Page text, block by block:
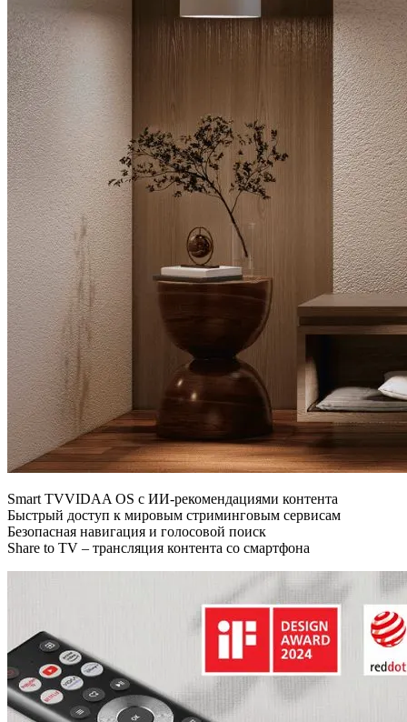
Smart TVVIDAA OS с ИИ-рекомендациями контента
Быстрый доступ к мировым стриминговым сервисам
Безопасная навигация и голосовой поиск
Share to TV – трансляция контента со смартфона